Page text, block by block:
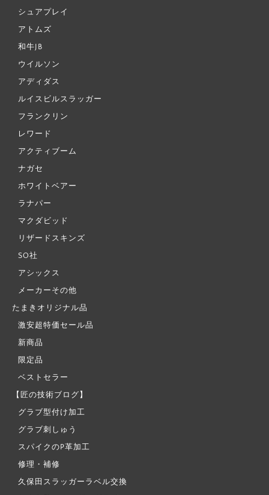
シュアプレイ
アトムズ
和牛JB
ウイルソン
アディダス
ルイスビルスラッガー
フランクリン
レワード
アクティブーム
ナガセ
ホワイトベアー
ラナパー
マクダビッド
リザードスキンズ
SO社
アシックス
メーカーその他
たまきオリジナル品
激安超特価セール品
新商品
限定品
ベストセラー
【匠の技術ブログ】
グラブ型付け加工
グラブ刺しゅう
スパイクのP革加工
修理・補修
久保田スラッガーラベル交換